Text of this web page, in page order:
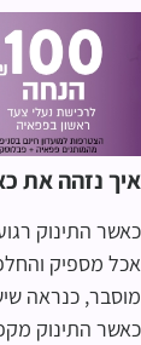
איך נזהה את
כאשר התינוק
אכל מספיק
מוסבר, כנראה
כאשר התינוק